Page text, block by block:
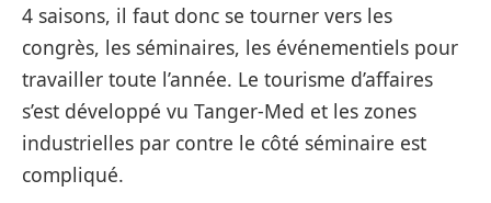
4 saisons, il faut donc se tourner vers les
congrès, les séminaires, les événementiels pour
travailler toute l’année. Le tourisme d’affaires
s’est développé vu Tanger-Med et les zones
industrielles par contre le côté séminaire est
compliqué.